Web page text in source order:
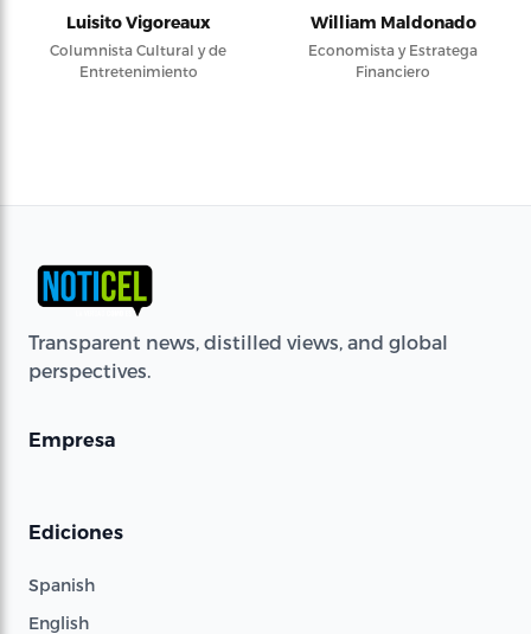
Luisito Vigoreaux
Columnista Cultural y de
Entretenimiento
William Maldonado
Economista y Estratega
Financiero
Transparent news, distilled views, and global
perspectives.
Empresa
Ediciones
Spanish
English